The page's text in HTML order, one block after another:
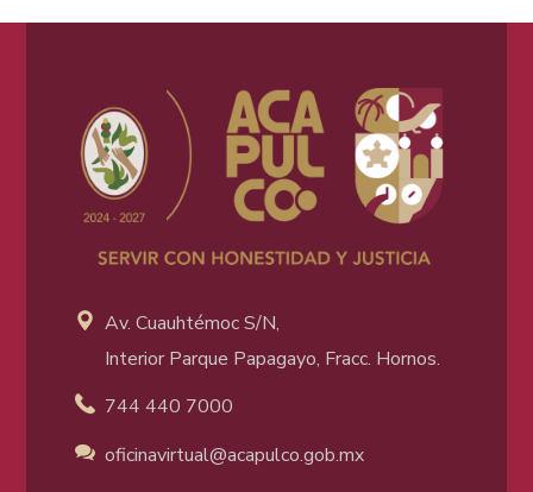
Av. Cuauhtémoc S/N,
Interior Parque Papagayo, Fracc. Hornos.
744 440 7000
oficinavirtual@acapulco.gob.mx